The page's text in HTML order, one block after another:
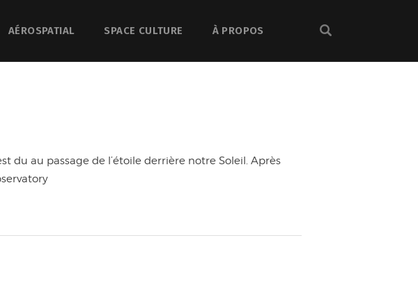
AÉROSPATIAL SPACE CULTURE À PROPOS
du au passage de l’étoile derrière notre Soleil. Après